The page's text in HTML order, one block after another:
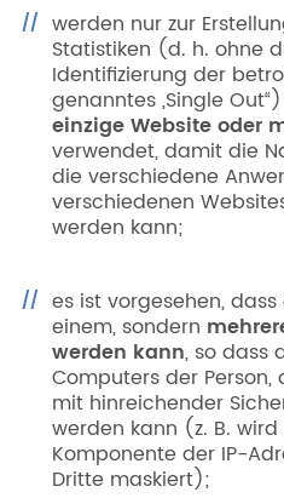
werden nur zur
Statistiken (d. h. ohne
Identifizierung der
genanntes „Single
einzige Website oder
verwendet, damit die
die verschiedene
verschiedenen
werden kann;
es ist vorgesehen,
einem, sondern
werden kann, so dass
Computers der
mit hinreichender
werden kann (z. B.
Komponente der IP-
Dritte maskiert);